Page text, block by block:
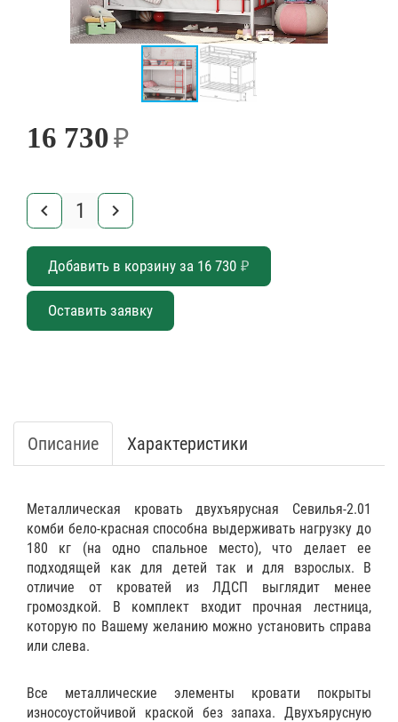
16 730₽
keyboard_arrow_left keyboard_arrow_right
Добавить в корзину за 16 730 ₽
Оставить заявку
Описание Характеристики
Металлическая кровать двухъярусная Севилья-2.01
комби бело-красная способна выдерживать нагрузку до
180 кг (на одно спальное место), что делает ее
подходящей как для детей так и для взрослых. В
отличие от кроватей из ЛДСП выглядит менее
громоздкой. В комплект входит прочная лестница,
которую по Вашему желанию можно установить справа
или слева.
Все металлические элементы кровати покрыты
износоустойчивой краской без запаха. Двухъярусную